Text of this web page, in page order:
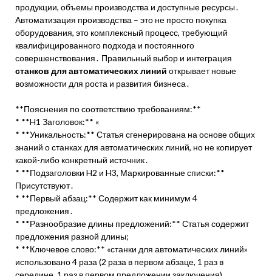
продукции, объемы производства и доступные ресурсы․
Автоматизация производства – это не просто покупка
оборудования, это комплексный процесс, требующий
квалифицированного подхода и постоянного
совершенствования․ Правильный выбор и интеграция
станков для автоматических линий открывает новые
возможности для роста и развития бизнеса․
**Пояснения по соответствию требованиям:**
* **H1 Заголовок:** «
* **Уникальность:** Статья сгенерирована на основе общих
знаний о станках для автоматических линий, но не копирует
какой-либо конкретный источник․
* **Подзаголовки H2 и H3, Маркированные списки:**
Присутствуют․
* **Первый абзац:** Содержит как минимум 4
предложения․
* **Разнообразие длины предложений:** Статья содержит
предложения разной длины;
* **Ключевое слово:** «станки для автоматических линий»
использовано 4 раза (2 раза в первом абзаце, 1 раз в